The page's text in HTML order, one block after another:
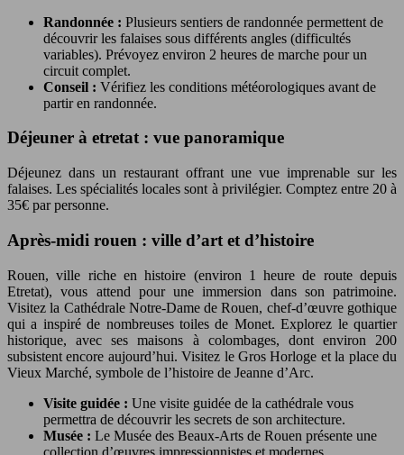
Randonnée : Plusieurs sentiers de randonnée permettent de
découvrir les falaises sous différents angles (difficultés
variables). Prévoyez environ 2 heures de marche pour un
circuit complet.
Conseil : Vérifiez les conditions météorologiques avant de
partir en randonnée.
Déjeuner à etretat : vue panoramique
Déjeunez dans un restaurant offrant une vue imprenable sur les
falaises. Les spécialités locales sont à privilégier. Comptez entre 20 à
35€ par personne.
Après-midi rouen : ville d’art et d’histoire
Rouen, ville riche en histoire (environ 1 heure de route depuis
Etretat), vous attend pour une immersion dans son patrimoine.
Visitez la Cathédrale Notre-Dame de Rouen, chef-d’œuvre gothique
qui a inspiré de nombreuses toiles de Monet. Explorez le quartier
historique, avec ses maisons à colombages, dont environ 200
subsistent encore aujourd’hui. Visitez le Gros Horloge et la place du
Vieux Marché, symbole de l’histoire de Jeanne d’Arc.
Visite guidée : Une visite guidée de la cathédrale vous
permettra de découvrir les secrets de son architecture.
Musée : Le Musée des Beaux-Arts de Rouen présente une
collection d’œuvres impressionnistes et modernes.